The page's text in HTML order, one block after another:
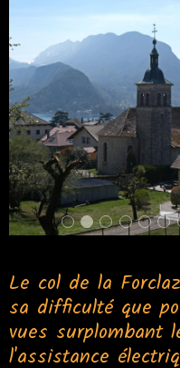
Le col de la
sa difficulté que
vues surplombant
l'assistance